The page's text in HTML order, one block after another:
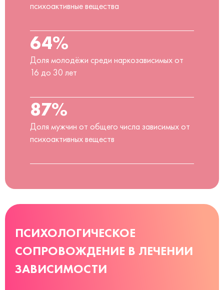
психоактивные вещества
64%
Доля молодёжи среди наркозависимых от
16 до 30 лет
87%
Доля мужчин от общего числа зависимых от
психоактивных веществ
ПСИХОЛОГИЧЕСКОЕ
СОПРОВОЖДЕНИЕ В ЛЕЧЕНИИ
ЗАВИСИМОСТИ